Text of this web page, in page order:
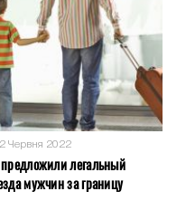
Червня 2022
легальный
мужчин за границу